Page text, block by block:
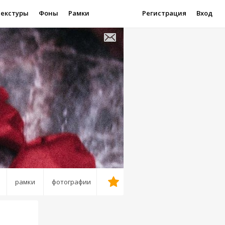
Фоны Рамки Регистрация Вход
рамки фотографии